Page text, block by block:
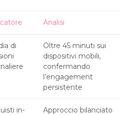
Analisi
di
Oltre 45 minuti sui
dispositivi mobili,
confermando
l’engagement
persistente
in-
Approccio bilanciato